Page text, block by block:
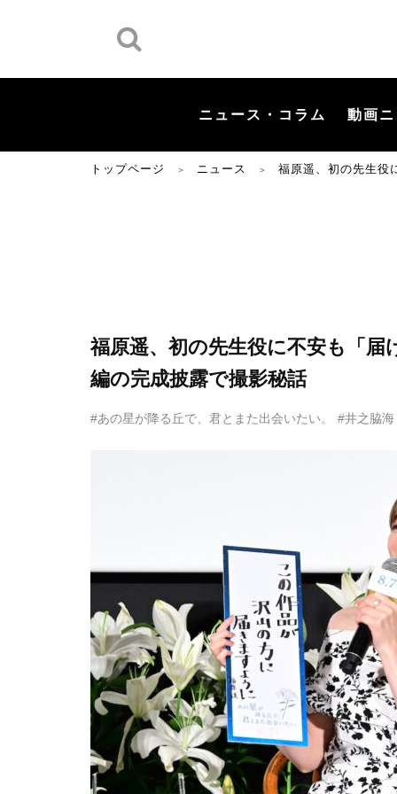
ニュース・コラム 動画
トップページ ＞ ニュース ＞ 福原遥、初の先生役
福原遥、初の先生役に不安も「
編の完成披露で撮影秘話
#あの星が降る丘で、君とまた出会いたい。 #井之脇海